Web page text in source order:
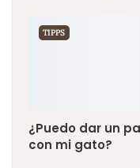
TIPPS
¿Puedo dar un
con mi gato?